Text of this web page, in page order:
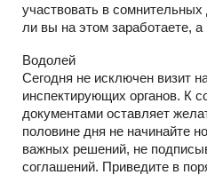
участвовать в
ли вы на этом заработаете,
Водолей
Сегодня не исключен визит
инспектирующих органов. К
документами оставляет
половине дня не начинайте
важных решений, не
соглашений. Приведите в